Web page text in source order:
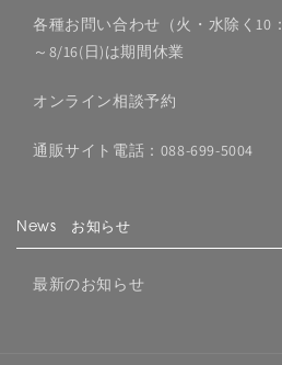
各種お問い合わせ（火・水除く10
～8/16(日)は期間休業
オンライン相談予約
通販サイト電話：088-699-5004
News お知らせ
最新のお知らせ